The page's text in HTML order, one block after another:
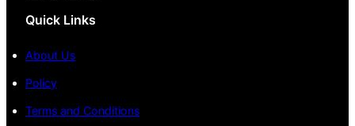
Quick Links
About Us
Policy
Terms and Conditions